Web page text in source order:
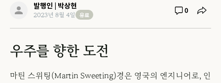
발행인 | 박상현
2023년 8월 4일 유료 0
우주를 향한 도전
마틴 스위팅(Martin Sweeting)경은 영국의 엔지니어로, 인